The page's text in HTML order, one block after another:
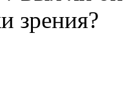
зрения?